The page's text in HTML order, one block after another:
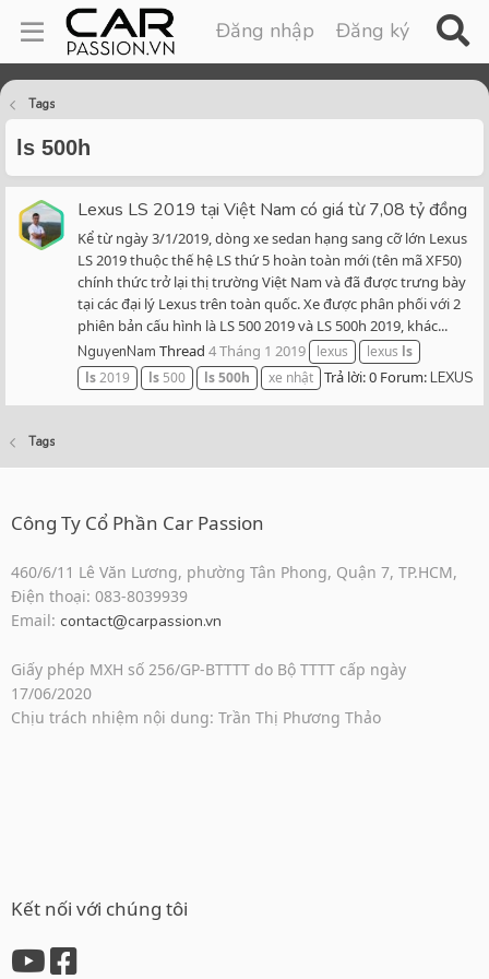
Đăng nhập Đăng ký
Tags
ls 500h
Lexus LS 2019 tại Việt Nam có giá từ 7,08 tỷ đồng
Kể từ ngày 3/1/2019, dòng xe sedan hạng sang cỡ lớn Lexus
LS 2019 thuộc thế hệ LS thứ 5 hoàn toàn mới (tên mã XF50)
chính thức trở lại thị trường Việt Nam và đã được trưng bày
tại các đại lý Lexus trên toàn quốc. Xe được phân phối với 2
phiên bản cấu hình là LS 500 2019 và LS 500h 2019, khác...
NguyenNam Thread 4 Tháng 1 2019 lexus lexus ls
ls2019 ls 500 ls500h xe nhật Trả lời: 0 Forum:LEXUS
Tags
Công Ty Cổ Phần Car Passion
460/6/11 Lê Văn Lương, phường Tân Phong, Quận 7, TP.HCM,
Điện thoại: 083-8039939
Email: contact@carpassion.vn
Giấy phép MXH số 256/GP-BTTTT do Bộ TTTT cấp ngày
17/06/2020
Chịu trách nhiệm nội dung: Trần Thị Phương Thảo
Kết nối với chúng tôi